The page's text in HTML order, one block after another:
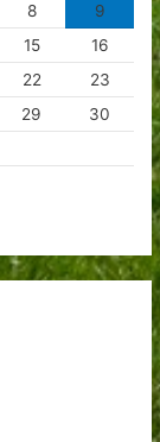
8
9
15
16
22
23
29
30